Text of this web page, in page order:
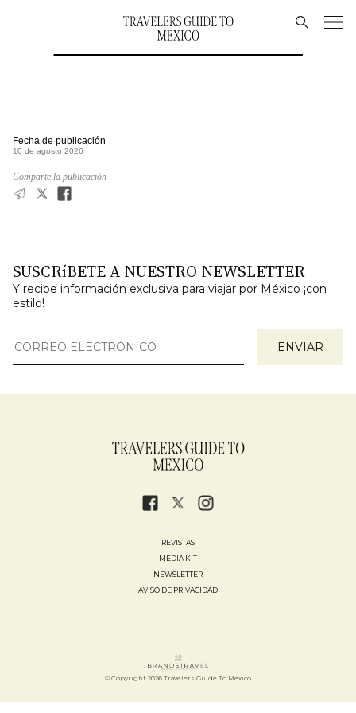
Fecha de publicación
10 de agosto 2026
Comparte la publicación
SUSCRíBETE A NUESTRO NEWSLETTER
Y recibe información exclusiva para viajar por México ¡con
estilo!
REVISTAS
MEDIA KIT
NEWSLETTER
AVISO DE PRIVACIDAD
© Copyright 2026 Travelers Guide To Mexico